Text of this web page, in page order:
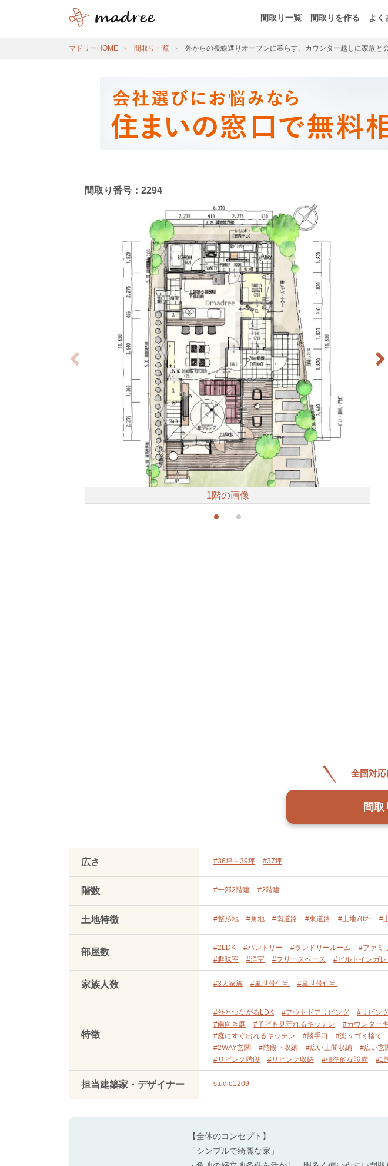
間取り一覧 間取りを作る よく
マドリーHOME 間取り一覧 外からの視線遮りオープンに暮らす、カウンター越しに家族と
間取り番号：2294
1階の画像
全国対
間取
広さ #36坪～39坪 #37坪
階数 #一部2階建 #2階建
土地特徴 #整形地 #角地 #南道路 #東道路 #土地70坪 #
部屋数 #2LDK #パントリー #ランドリールーム #ファミ
#趣味室
#洋室 #フリースペース #ビルトインガレ
家族人数 #3人家族 #単世帯住宅 #単世帯住宅
特徴
#外とつながるLDK #アウトドアリビング #リビン
#南向き庭
#子ども見守れるキッチン #カウンター
#庭にすぐ出れるキッチン
#勝手口 #楽々ゴミ捨て
#2WAY玄関
#階段下収納 #広い土間収納 #広い玄
#リビング階段
#リビング収納 #標準的な設備 #1
担当建築家・デザイナー studio1209
【全体のコンセプト】
「シンプルで綺麗な家」